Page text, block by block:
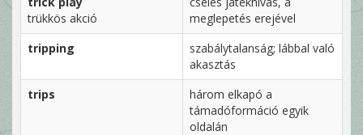
trükkös akció
meglepetés erejével
tripping
szabálytalanság; lábbal való
akasztás
trips
három elkapó a
támadóformáció egyik
oldalán